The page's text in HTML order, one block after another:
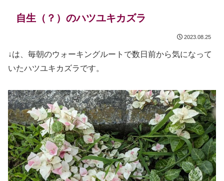
自生（？）のハツユキカズラ
2023.08.25
↓は、毎朝のウォーキングルートで数日前から気になって
いたハツユキカズラです。